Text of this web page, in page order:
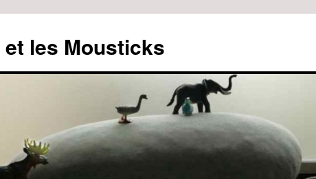
et les Mousticks